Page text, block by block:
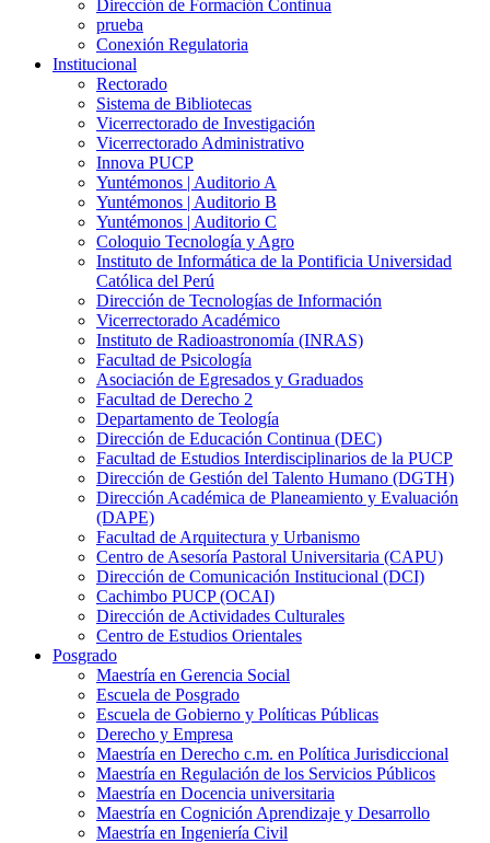
Dirección de Formación Continua
prueba
Conexión Regulatoria
Institucional
Rectorado
Sistema de Bibliotecas
Vicerrectorado de Investigación
Vicerrectorado Administrativo
Innova PUCP
Yuntémonos | Auditorio A
Yuntémonos | Auditorio B
Yuntémonos | Auditorio C
Coloquio Tecnología y Agro
Instituto de Informática de la Pontificia Universidad
Católica del Perú
Dirección de Tecnologías de Información
Vicerrectorado Académico
Instituto de Radioastronomía (INRAS)
Facultad de Psicología
Asociación de Egresados y Graduados
Facultad de Derecho 2
Departamento de Teología
Dirección de Educación Continua (DEC)
Facultad de Estudios Interdisciplinarios de la PUCP
Dirección de Gestión del Talento Humano (DGTH)
Dirección Académica de Planeamiento y Evaluación
(DAPE)
Facultad de Arquitectura y Urbanismo
Centro de Asesoría Pastoral Universitaria (CAPU)
Dirección de Comunicación Institucional (DCI)
Cachimbo PUCP (OCAI)
Dirección de Actividades Culturales
Centro de Estudios Orientales
Posgrado
Maestría en Gerencia Social
Escuela de Posgrado
Escuela de Gobierno y Políticas Públicas
Derecho y Empresa
Maestría en Derecho c.m. en Política Jurisdiccional
Maestría en Regulación de los Servicios Públicos
Maestría en Docencia universitaria
Maestría en Cognición Aprendizaje y Desarrollo
Maestría en Ingeniería Civil